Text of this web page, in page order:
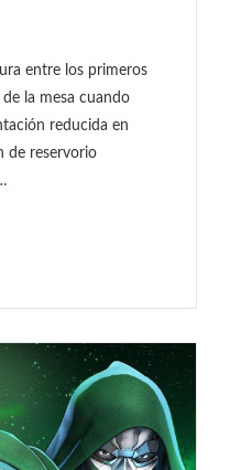
entre los primeros
la mesa cuando
reducida en
de reservorio